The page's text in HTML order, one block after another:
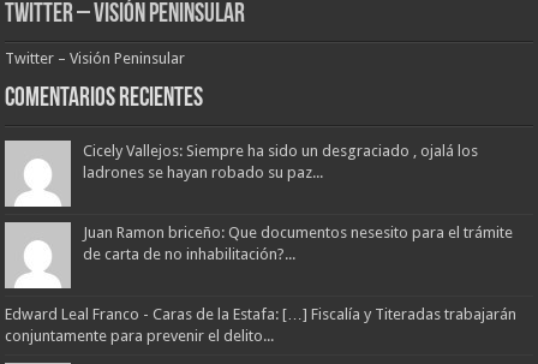
Twitter – Visión Peninsular
Twitter – Visión Peninsular
Comentarios Recientes
Cicely Vallejos: Siempre ha sido un desgraciado , ojalá los
ladrones se hayan robado su paz...
Juan Ramon briceño: Que documentos nesesito para el trámite
de carta de no inhabilitación?...
Edward Leal Franco - Caras de la Estafa: […] Fiscalía y Titeradas trabajarán
conjuntamente para prevenir el delito...